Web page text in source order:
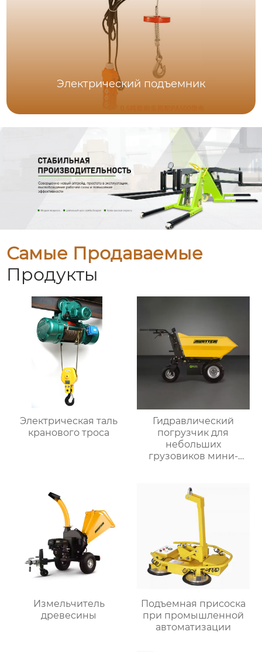
Электрический подъемник
Самые Продаваемые
Продукты
Электрическая таль
кранового троса
Гидравлический
погрузчик для
небольших
грузовиков мини-
Измельчитель
древесины
Подъемная присоска
при промышленной
автоматизации